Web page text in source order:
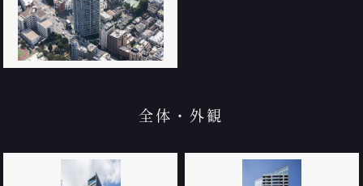
全体・外観